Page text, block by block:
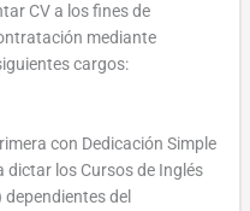
CV a los fines de
mediante
cargos:
con Dedicación Simple
dictar los Cursos de Inglés
del